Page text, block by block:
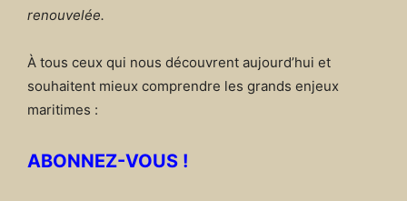
renouvelée.
À tous ceux qui nous découvrent aujourd’hui et
souhaitent mieux comprendre les grands enjeux
maritimes :
ABONNEZ-VOUS !